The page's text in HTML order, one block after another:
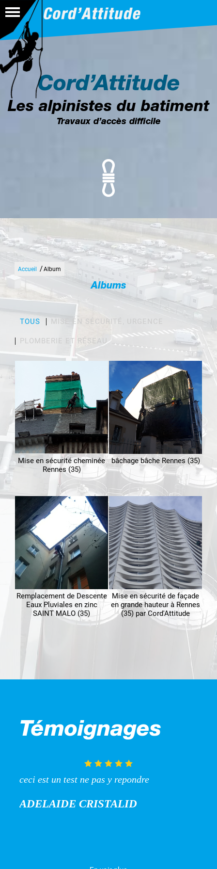
02 99 66 80 64
Cord’Attitude
Les alpinistes du batiment
Travaux d’accès difficile
Accueil /Album
Albums
TOUS MISE EN SÉCURITÉ, URGENCE
PLOMBERIE ET RÉSEAU
Mise en sécurité cheminée
Rennes (35)
bâchage bâche Rennes (35)
Remplacement de Descente
Eaux Pluviales en zinc
SAINT MALO (35)
Mise en sécurité de façade
en grande hauteur à Rennes
(35) par Cord'Attitude
Témoignages
ceci est un test ne pas y repondre
ADELAIDE CRISTALID